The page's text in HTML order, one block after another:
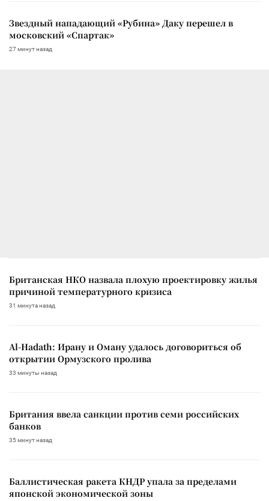
Звездный нападающий «Рубина» Даку перешел в
московский «Спартак»
27 минут назад
Британская НКО назвала плохую проектировку жилья
причиной температурного кризиса
31 минута назад
Al-Hadath: Ирану и Оману удалось договориться об
открытии Ормузского пролива
33 минуты назад
Британия ввела санкции против семи российских
банков
35 минут назад
Баллистическая ракета КНДР упала за пределами
японской экономической зоны